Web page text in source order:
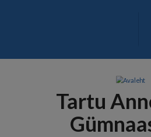
Tartu